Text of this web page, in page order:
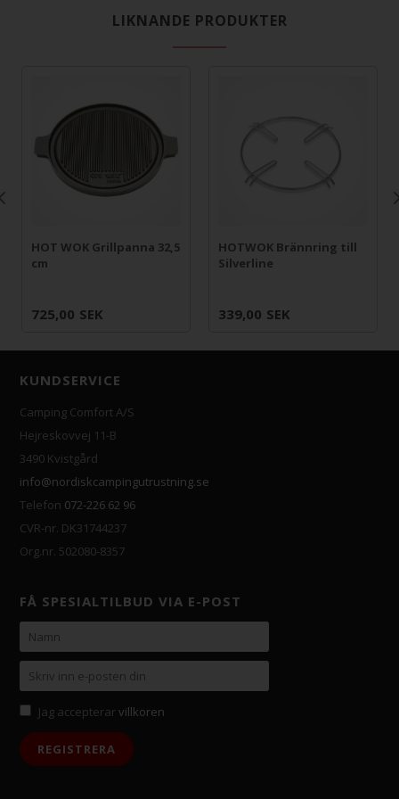
LIKNANDE PRODUKTER
HOT WOK Grillpanna 32,5
cm
725,00 SEK
HOTWOK Brännring till
Silverline
339,00 SEK
KUNDSERVICE
Camping Comfort A/S
Hejreskovvej 11-B
3490 Kvistgård
info@nordiskcampingutrustning.se
Telefon 072-226 62 96
CVR-nr. DK31744237
Org.nr. 502080-8357
FÅ SPESIALTILBUD VIA E-POST
Jag accepterarvillkoren